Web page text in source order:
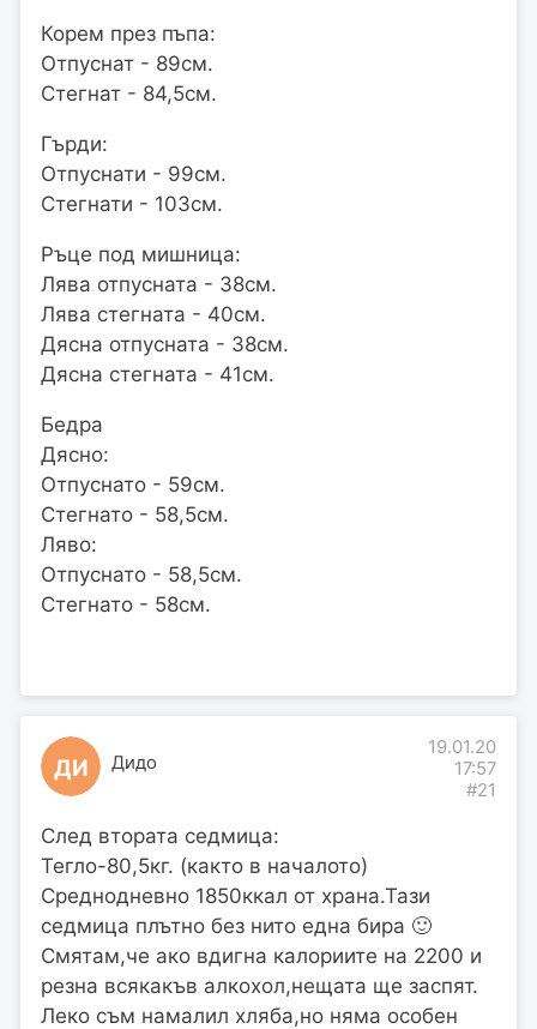
Корем през пъпа:
Отпуснат - 89см.
Стегнат - 84,5см.
Гърди:
Отпуснати - 99см.
Стегнати - 103см.
Ръце под мишница:
Лява отпусната - 38см.
Лява стегната - 40см.
Дясна отпусната - 38см.
Дясна стегната - 41см.
Бедра
Дясно:
Отпуснато - 59см.
Стегнато - 58,5см.
Ляво:
Отпуснато - 58,5см.
Стегнато - 58см.
ДИ Дидо
19.01.20
17:57
#21
След втората седмица:
Тегло-80,5кг. (както в началото)
Среднодневно 1850ккал от храна.Тази
седмица плътно без нито една бира 🙂
Смятам,че ако вдигна калориите на 2200 и
резна всякакъв алкохол,нещата ще заспят.
Леко съм намалил хляба,но няма особен